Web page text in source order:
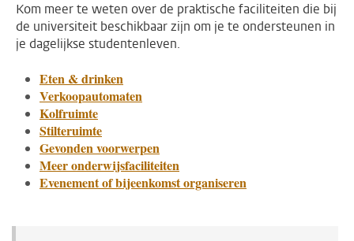
Kom meer te weten over de praktische faciliteiten die bij
de universiteit beschikbaar zijn om je te ondersteunen in
je dagelijkse studentenleven.
Eten & drinken
Verkoopautomaten
Kolfruimte
Stilteruimte
Gevonden voorwerpen
Meer onderwijsfaciliteiten
Evenement of bijeenkomst organiseren